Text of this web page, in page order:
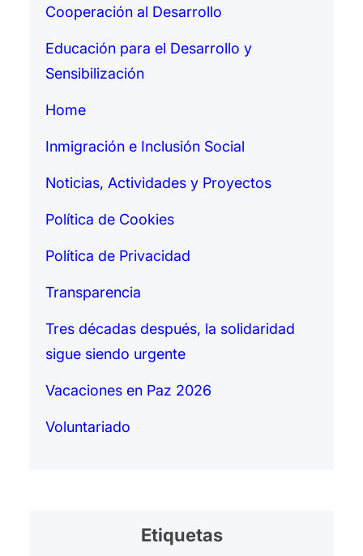
Cooperación al Desarrollo
Educación para el Desarrollo y
Sensibilización
Home
Inmigración e Inclusión Social
Noticias, Actividades y Proyectos
Política de Cookies
Política de Privacidad
Transparencia
Tres décadas después, la solidaridad
sigue siendo urgente
Vacaciones en Paz 2026
Voluntariado
Etiquetas